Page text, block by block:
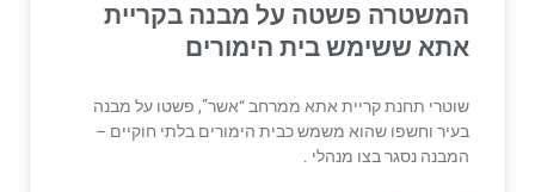
המשטרה פשטה על מבנה בקריית
אתא ששימש בית הימורים
שוטרי תחנת קריית אתא ממרחב “אשר”, פשטו על מבנה
בעיר וחשפו שהוא משמש כבית הימורים בלתי חוקיים –
המבנה נסגר בצו מנהלי .